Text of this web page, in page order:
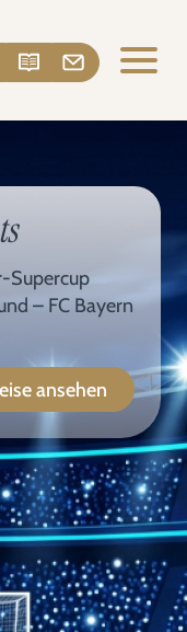
Supercup
– FC Bayern
ansehen